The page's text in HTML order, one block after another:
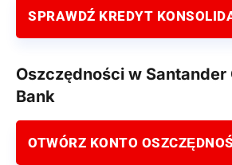
SPRAWDŹ KREDYT
Oszczędności w Santander
Bank
OTWÓRZ KONTO